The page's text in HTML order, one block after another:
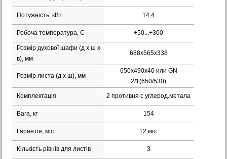
Потужність, кВт 14,4
Робоча температура, С +50...+300
Розмір духової шафи (д х ш х
в), мм
688х565х338
Розмір листа (д х ш), мм
650х490х40 или GN
2/1(650/530)
Комплектація 2 противня с углерод.метала
Вага, кг 154
Гарантія, міс 12 міс.
Кількість рівнів для листів 3